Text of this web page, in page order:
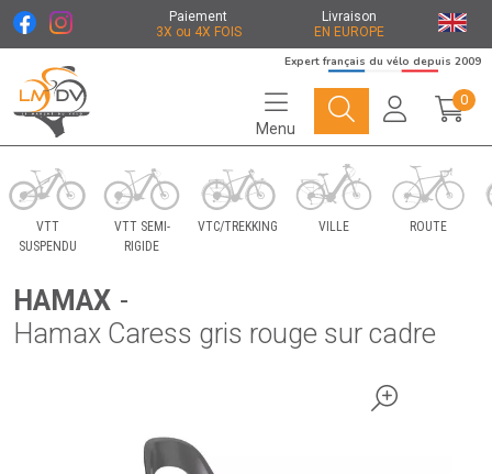
Paiement
3X ou 4X FOIS
Livraison
EN EUROPE
Le Marché du Vélo Votre distributeurs de vélo
Expert français du vélo depuis 2009
Menu
0
VTT
SUSPENDU
VTT SEMI-
RIGIDE
VTC/TREKKING VILLE ROUTE
HAMAX -
Hamax Caress gris rouge sur cadre